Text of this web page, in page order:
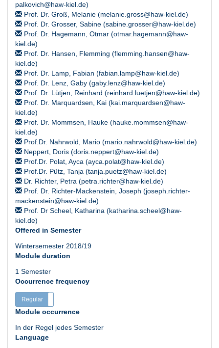
palkovich@haw-kiel.de)
Prof. Dr. Groß, Melanie (melanie.gross@haw-kiel.de)
Prof. Dr. Grosser, Sabine (sabine.grosser@haw-kiel.de)
Prof. Dr. Hagemann, Otmar (otmar.hagemann@haw-
kiel.de)
Prof. Dr. Hansen, Flemming (flemming.hansen@haw-
kiel.de)
Prof. Dr. Lamp, Fabian (fabian.lamp@haw-kiel.de)
Prof. Dr. Lenz, Gaby (gaby.lenz@haw-kiel.de)
Prof. Dr. Lütjen, Reinhard (reinhard.luetjen@haw-kiel.de)
Prof. Dr. Marquardsen, Kai (kai.marquardsen@haw-
kiel.de)
Prof. Dr. Mommsen, Hauke (hauke.mommsen@haw-
kiel.de)
Prof.Dr. Nahrwold, Mario (mario.nahrwold@haw-kiel.de)
Neppert, Doris (doris.neppert@haw-kiel.de)
Prof.Dr. Polat, Ayca (ayca.polat@haw-kiel.de)
Prof.Dr. Pütz, Tanja (tanja.puetz@haw-kiel.de)
Dr. Richter, Petra (petra.richter@haw-kiel.de)
Prof. Dr. Richter-Mackenstein, Joseph (joseph.richter-
mackenstein@haw-kiel.de)
Prof. Dr Scheel, Katharina (katharina.scheel@haw-
kiel.de)
Offered in Semester
Wintersemester 2018/19
Module duration
1 Semester
Occurrence frequency
Regular
Module occurrence
In der Regel jedes Semester
Language